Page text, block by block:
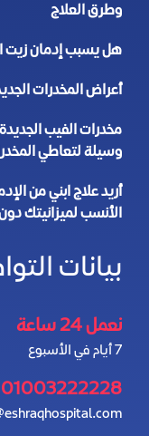
وطرق العلاج
هل يسبب إدمان زيت
أعراض المخدرات
مخدرات الفيب
وسيلة لتعاطي
أريد علاج ابني من
الأنسب لميزانيتك
بيانات
نعمل 24 ساعة
7 أيام في الأسبوع
01003222228